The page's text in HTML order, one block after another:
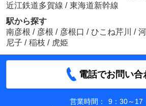
近江鉄道多賀線 / 東海道新幹線
駅から探す
南彦根 / 彦根 / 彦根口 / ひこね芹川 /
尼子 / 稲枝 / 虎姫
電話でお問い合
営業時間：
9：30～17